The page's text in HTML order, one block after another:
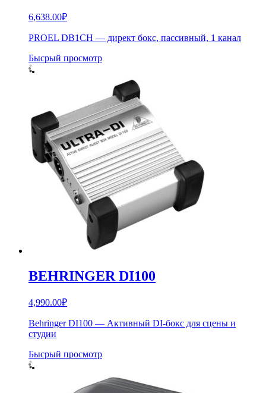
6,638.00₽
PROEL DB1CH — директ бокс, пассивный, 1 канал
Бысрый просмотр
BEHRINGER DI100
4,990.00₽
Behringer DI100 — Активный DI-бокс для сцены и
студии
Бысрый просмотр